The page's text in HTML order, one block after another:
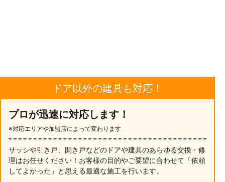
ドア以外の建具も対応！
プロが迅速に対応します！
※対応エリアや加盟店によって変わります
サッシや引き戸、開き戸などのドアや建具のあらゆる交換・修
理はお任せください！お客様の目的やご要望に合わせて「依頼
してよかった」と思える最適な施工を行います。